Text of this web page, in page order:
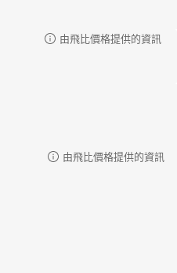
由飛比價格提供的資訊
由飛比價格提供的資訊